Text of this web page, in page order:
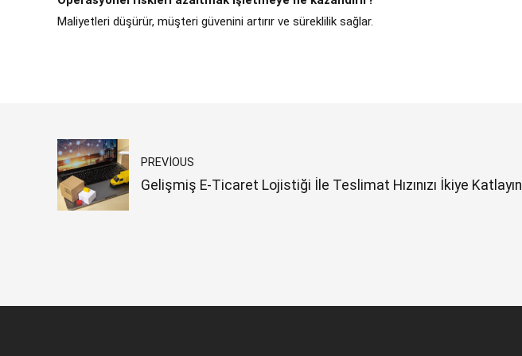
Maliyetleri düşürür, müşteri güvenini artırır ve süreklilik sağlar.
PREVIOUS
Gelişmiş E-Ticaret Lojistiği İle Teslimat Hızınızı İkiye Katlayın